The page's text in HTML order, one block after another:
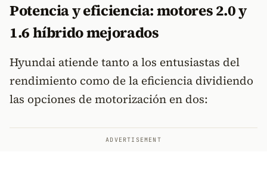
Potencia y eficiencia: motores 2.0 y
1.6 híbrido mejorados
Hyundai atiende tanto a los entusiastas del
rendimiento como de la eficiencia dividiendo
las opciones de motorización en dos:
ADVERTISEMENT